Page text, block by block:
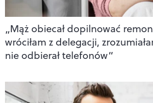
„Mąż obiecał dopilnować
wróciłam z delegacji,
nie odbierał telefonów”